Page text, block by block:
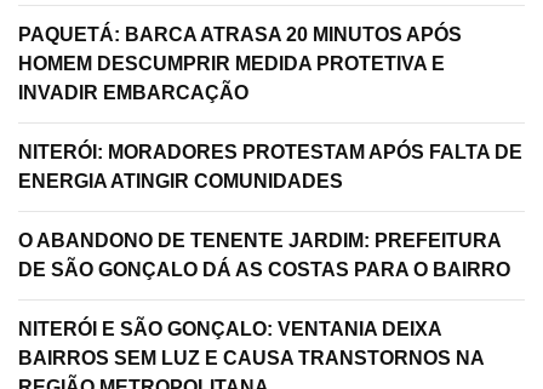
PAQUETÁ: BARCA ATRASA 20 MINUTOS APÓS
HOMEM DESCUMPRIR MEDIDA PROTETIVA E
INVADIR EMBARCAÇÃO
NITERÓI: MORADORES PROTESTAM APÓS FALTA DE
ENERGIA ATINGIR COMUNIDADES
O ABANDONO DE TENENTE JARDIM: PREFEITURA
DE SÃO GONÇALO DÁ AS COSTAS PARA O BAIRRO
NITERÓI E SÃO GONÇALO: VENTANIA DEIXA
BAIRROS SEM LUZ E CAUSA TRANSTORNOS NA